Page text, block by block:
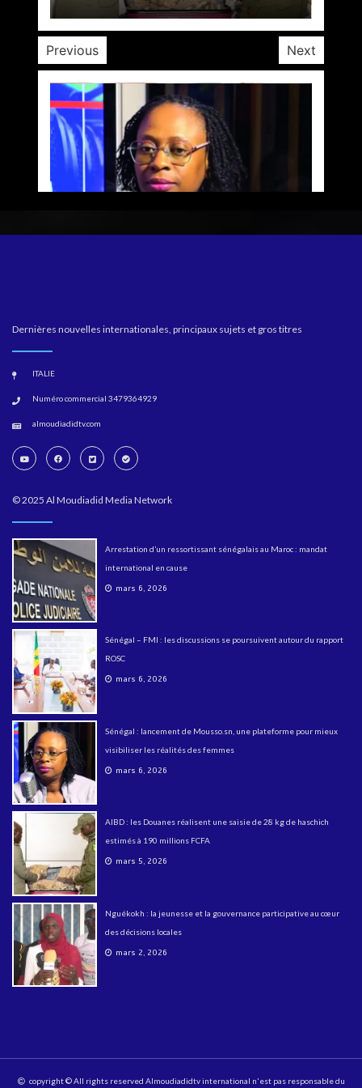
Previous Next
Dernières nouvelles internationales, principaux sujets et gros titres
ITALIE
Numéro commercial 3479364929
almoudiadidtv.com
© 2025 Al Moudiadid Media Network
Arrestation d’un ressortissant sénégalais au Maroc : mandat
international en cause
mars 6, 2026
Sénégal – FMI : les discussions se poursuivent autour du rapport
ROSC
mars 6, 2026
Sénégal : lancement de Mousso.sn, une plateforme pour mieux
visibiliser les réalités des femmes
mars 6, 2026
AIBD : les Douanes réalisent une saisie de 28 kg de haschich
estimés à 190 millions FCFA
mars 5, 2026
Nguékokh : la jeunesse et la gouvernance participative au cœur
des décisions locales
mars 2, 2026
copyright © All rights reserved Almoudiadidtv international n'est pas responsable du